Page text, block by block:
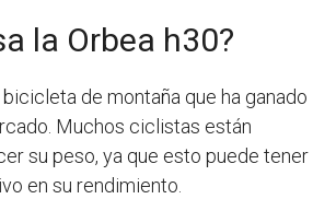
la Orbea h30?
de montaña que ha ganado
Muchos ciclistas están
su peso, ya que esto puede tener
en su rendimiento.